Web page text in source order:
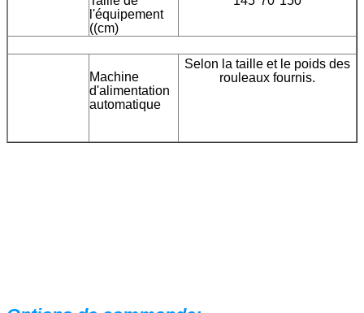
l'équipement
((cm)
Machine
d'alimentation
automatique
Selon la taille et le poids des
rouleaux fournis.